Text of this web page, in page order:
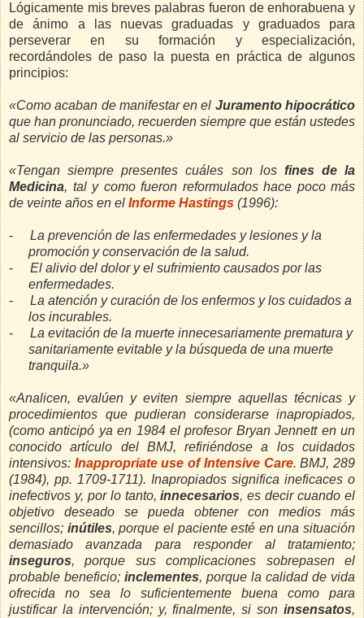
Lógicamente mis breves palabras fueron de enhorabuena y
de ánimo a las nuevas graduadas y graduados para
perseverar en su formación y especialización,
recordándoles de paso la puesta en práctica de algunos
principios:
«Como acaban de manifestar en el Juramento hipocrático
que han pronunciado, recuerden siempre que están ustedes
al servicio de las personas.»
«Tengan siempre presentes cuáles son los fines de la
Medicina, tal y como fueron reformulados hace poco más
de veinte años en el Informe Hastings (1996):
-
La prevención de las enfermedades y lesiones y la
promoción y conservación de la salud.
-
El alivio del dolor y el sufrimiento causados por las
enfermedades.
-
La atención y curación de los enfermos y los cuidados a
los incurables.
-
La evitación de la muerte innecesariamente prematura y
sanitariamente evitable y la búsqueda de una muerte
tranquila.»
«Analicen, evalúen y eviten siempre aquellas técnicas y
procedimientos que pudieran considerarse inapropiados,
(como anticipó ya en 1984 el profesor Bryan Jennett en un
conocido artículo del BMJ, refiriéndose a los cuidados
intensivos: Inappropriate use of Intensive Care. BMJ, 289
(1984), pp. 1709-1711). Inapropiados significa ineficaces o
inefectivos y, por lo tanto,innecesarios, es decir cuando el
objetivo deseado se pueda obtener con medios más
sencillos; inútiles, porque el paciente esté en una situación
demasiado avanzada para responder al tratamiento;
inseguros, porque sus complicaciones sobrepasen el
probable beneficio; inclementes, porque la calidad de vida
ofrecida no sea lo suficientemente buena como para
justificar la intervención; y, finalmente, si son insensatos,